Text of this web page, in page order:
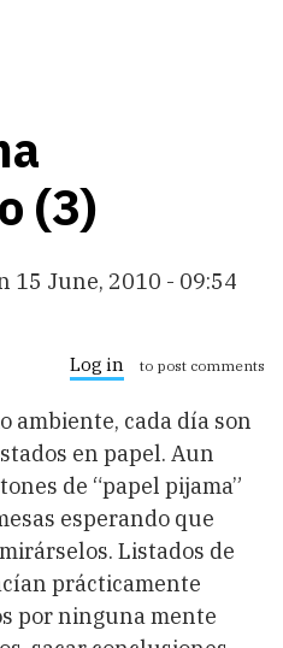
(3)
15 June, 2010 - 09:54
Log in to post comments
ambiente, cada día son
en papel. Aun
de “papel pijama”
esperando que
Listados de
prácticamente
por ninguna mente